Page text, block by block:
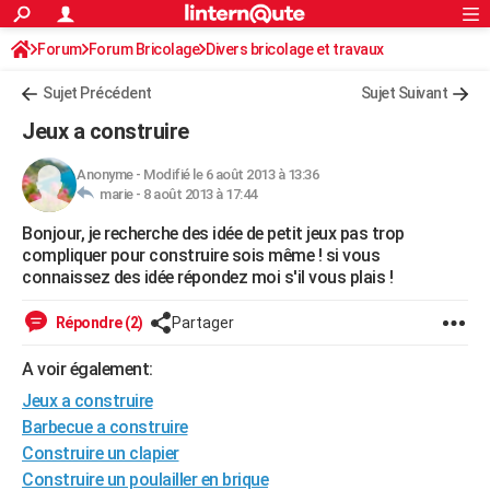
ACTUALITÉS
Politique
Société
Faits Divers
Education
Monde
Villes
+
FINANCE
Retraite
Impôts
Epargne
Immobilier
Risques naturels par ville
Banque
Assurance
Crédit
AUTO
Essais
Réserver un essai
Citadines
Berlines
SUV
Forum auto
+HIGH-TECH
Mobiles
Meilleur smartphone
Internet
Ordinateurs
Jeux vidéo
Guide high-tech
+
Forum
Aménagement intérieur
Extérieur
Cuisine
Salle de bains
Jardinage
Rangement
WEEK-END
Guides de France
Escapades
Patrimoine
Expositions
Musées
Week-end nature
+LIFESTYLE
Art de vivre
Bien-être
Loisirs
Mode
Modes de vie
SANTE
Alimentation
Guide de la santé
Maladies
Médicaments
Sommeil
VOYAGE
Rechercher
S'inscrire
Connexion
Forum Forum Bricolage Divers bricolage et travaux
Sujet Précédent Sujet Suivant
Jeux a construire
Anonyme- Modifié le 6 août 2013 à 13:36
marie - 8 août 2013 à 17:44
Bonjour, je recherche des idée de petit jeux pas trop
compliquer pour construire sois même ! si vous
connaissez des idée répondez moi s'il vous plais !
Répondre (2) Partager
A voir également:
Jeux a construire
Barbecue a construire
Construire un clapier
Construire un poulailler en brique